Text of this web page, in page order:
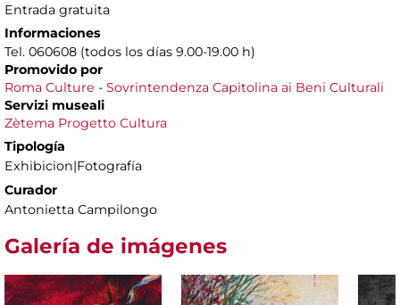
Entrada gratuita
Informaciones
Tel. 060608 (todos los días 9.00-19.00 h)
Promovido por
Roma Culture - Sovrintendenza Capitolina ai Beni Culturali
Servizi museali
Zètema Progetto Cultura
Tipología
Exhibicion|Fotografía
Curador
Antonietta Campilongo
Galería de imágenes